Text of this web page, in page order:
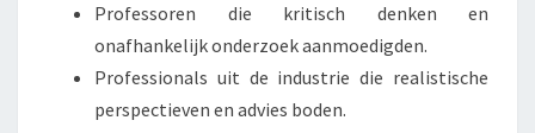
Professoren die kritisch denken en
onafhankelijk onderzoek aanmoedigden.
Professionals uit de industrie die realistische
perspectieven en advies boden.